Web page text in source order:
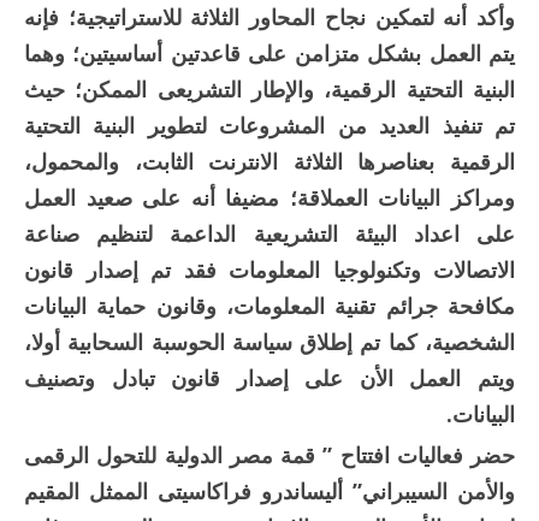
وأكد أنه لتمكين نجاح المحاور الثلاثة للاستراتيجية؛ فإنه
يتم العمل بشكل متزامن على قاعدتين أساسيتين؛ وهما
البنية التحتية الرقمية، والإطار التشريعى الممكن؛ حيث
تم تنفيذ العديد من المشروعات لتطوير البنية التحتية
الرقمية بعناصرها الثلاثة الانترنت الثابت، والمحمول،
ومراكز البيانات العملاقة؛ مضيفا أنه على صعيد العمل
على اعداد البيئة التشريعية الداعمة لتنظيم صناعة
الاتصالات وتكنولوجيا المعلومات فقد تم إصدار قانون
مكافحة جرائم تقنية المعلومات، وقانون حماية البيانات
الشخصية، كما تم إطلاق سياسة الحوسبة السحابية أولا،
ويتم العمل الأن على إصدار قانون تبادل وتصنيف
البيانات.
حضر فعاليات افتتاح ” قمة مصر الدولية للتحول الرقمى
والأمن السيبراني” أليساندرو فراكاسيتى الممثل المقيم